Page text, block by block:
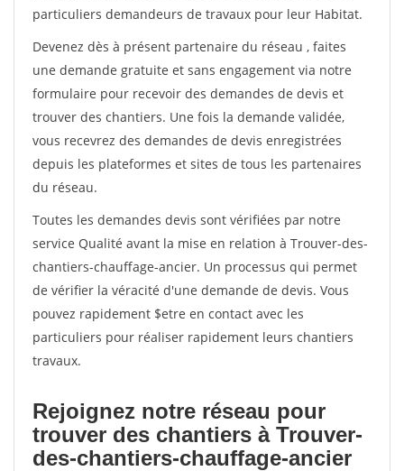
particuliers demandeurs de travaux pour leur Habitat.
Devenez dès à présent partenaire du réseau , faites
une demande gratuite et sans engagement via notre
formulaire pour recevoir des demandes de devis et
trouver des chantiers. Une fois la demande validée,
vous recevrez des demandes de devis enregistrées
depuis les plateformes et sites de tous les partenaires
du réseau.
Toutes les demandes devis sont vérifiées par notre
service Qualité avant la mise en relation à Trouver-des-
chantiers-chauffage-ancier. Un processus qui permet
de vérifier la véracité d'une demande de devis. Vous
pouvez rapidement $etre en contact avec les
particuliers pour réaliser rapidement leurs chantiers
travaux.
Rejoignez notre réseau pour
trouver des chantiers à Trouver-
des-chantiers-chauffage-ancier